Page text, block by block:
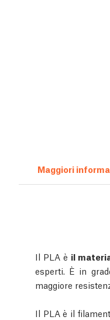
Maggiori
Il PLA è il
esperti. È in
maggiore
Il PLA è il